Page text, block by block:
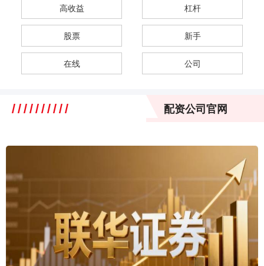
高收益 杠杆
股票 新手
在线 公司
配资公司官网